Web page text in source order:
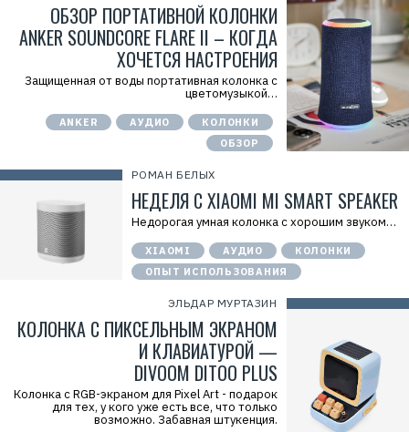
ОБЗОР ПОРТАТИВНОЙ КОЛОНКИ
ANKER SOUNDCORE FLARE II – КОГДА
ХОЧЕТСЯ НАСТРОЕНИЯ
Защищенная от воды портативная колонка с
цветомузыкой…
ANKER АУДИО
КОЛОНКИ
ОБЗОР
РОМАН БЕЛЫХ
НЕДЕЛЯ С XIAOMI MI SMART SPEAKER
Недорогая умная колонка с хорошим звуком…
XIAOMI АУДИО
КОЛОНКИ
ОПЫТ ИСПОЛЬЗОВАНИЯ
ЭЛЬДАР МУРТАЗИН
КОЛОНКА С ПИКСЕЛЬНЫМ ЭКРАНОМ
И КЛАВИАТУРОЙ —
DIVOOM DITOO PLUS
Колонка с RGB-экраном для Pixel Art - подарок
для тех, у кого уже есть все, что только
возможно. Забавная штукенция.